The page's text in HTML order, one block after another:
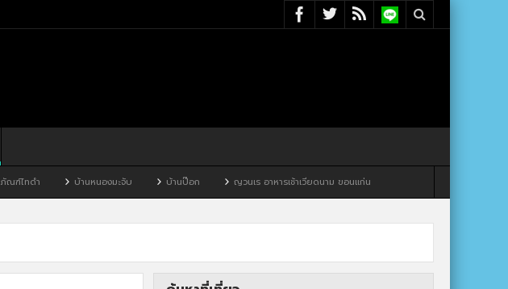
บ้านหนองมะจับ บ้านป๊อก ญวนเร อาหารเช้าเวียดนาม ขอนแก่น